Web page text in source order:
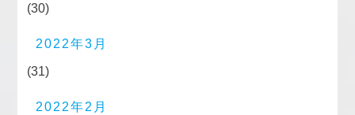
(30)
2022年3月
(31)
2022年2月